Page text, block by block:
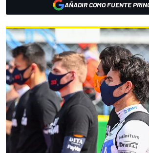
AÑADIR COMO FUENTE